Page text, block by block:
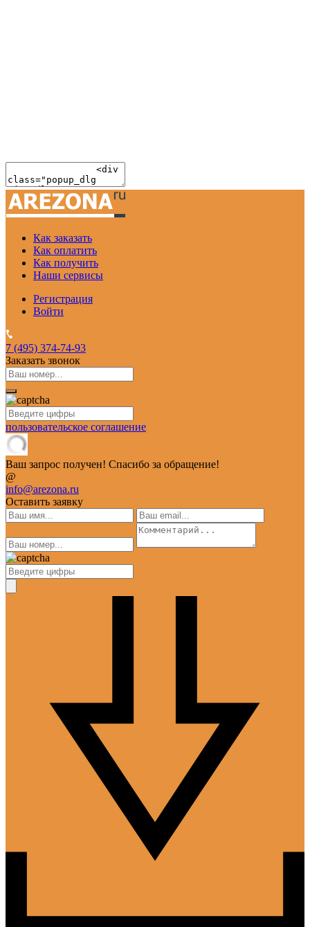
Как заказать
Как оплатить
Как получить
Наши сервисы
Регистрация
Войти
7 (495) 374-74-93
Заказать звонок
пользовательское соглашение
Ваш запрос получен! Спасибо за обращение!
@
info@arezona.ru
Оставить заявку